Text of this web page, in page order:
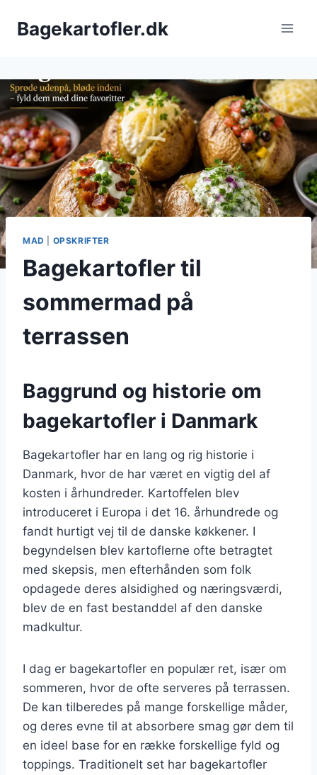
Bagekartofler.dk
MAD OPSKRIFTER
Bagekartofler til
sommermad på
terrassen
Baggrund og historie om
bagekartofler i Danmark
Bagekartofler har en lang og rig historie i
Danmark, hvor de har været en vigtig del af
kosten i århundreder. Kartoffelen blev
introduceret i Europa i det 16. århundrede og
fandt hurtigt vej til de danske køkkener. I
begyndelsen blev kartoflerne ofte betragtet
med skepsis, men efterhånden som folk
opdagede deres alsidighed og næringsværdi,
blev de en fast bestanddel af den danske
madkultur.
I dag er bagekartofler en populær ret, især om
sommeren, hvor de ofte serveres på terrassen.
De kan tilberedes på mange forskellige måder,
og deres evne til at absorbere smag gør dem til
en ideel base for en række forskellige fyld og
toppings. Traditionelt set har bagekartofler